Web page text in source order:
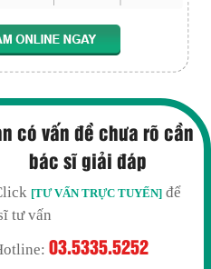
có vấn đề chưa rõ cần
bác sĩ giải đáp
[TƯ VẤN TRỰC TUYẾN] để
tư vấn
03.5335.5252